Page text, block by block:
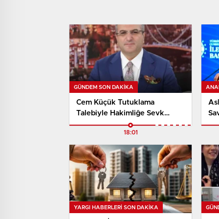
GÜNDEM SON DAKİKA
Cem Küçük Tutuklama
Talebiyle Hakimliğe Sevk
Edildi.
18:01
YARGI HABERLERI SON DAKİKA